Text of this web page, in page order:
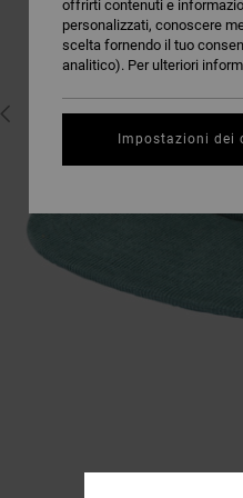
offrirti contenuti e
personalizzati, conoscere
scelta fornendo il tuo
analitico). Per ulteriori
Impostazioni dei